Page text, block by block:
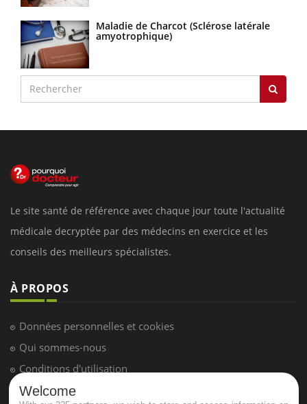
Maladie de Charcot (Sclérose latérale
amyotrophique)
Le site santé de référence avec chaque jour toute l'actualité
médicale decryptée par des médecins en exercice et les
conseils des meilleurs spécialistes.
À PROPOS
Données personnelles et cookies
Qui sommes-nous
Conditions d'utilisation
Plan du site
Welcome